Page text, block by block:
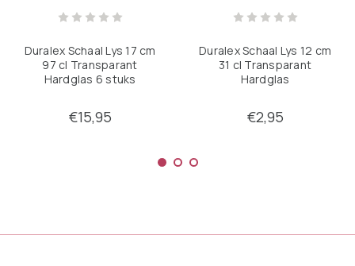
Duralex Schaal Lys 17 cm
97 cl Transparant
Hardglas 6 stuks
€15,95
Duralex Schaal Lys 12 cm
31 cl Transparant
Hardglas
€2,95